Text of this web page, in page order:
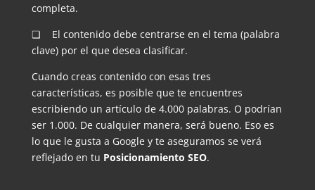
completa.
❏ El contenido debe centrarse en el tema (palabra
clave) por el que desea clasificar.
Cuando creas contenido con esas tres
características, es posible que te encuentres
escribiendo un artículo de 4.000 palabras. O podrían
ser 1.000. De cualquier manera, será bueno. Eso es
lo que le gusta a Google y te aseguramos se verá
reflejado en tu Posicionamiento SEO.